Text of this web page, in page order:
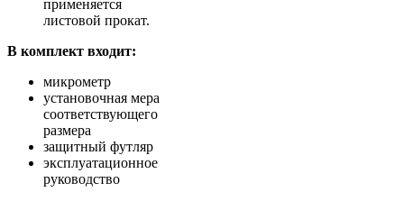
применяется
листовой прокат.
В комплект входит:
микрометр
установочная мера
соответствующего
размера
защитный футляр
эксплуатационное
руководство